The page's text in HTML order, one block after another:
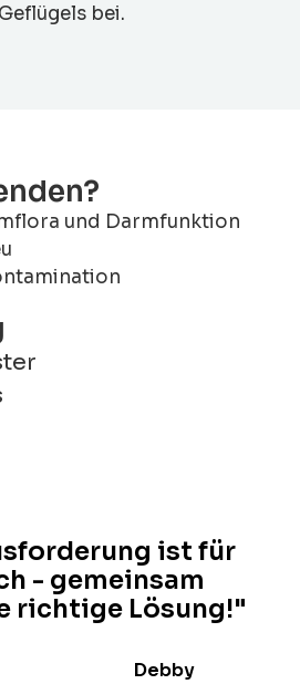
bei.
und Darmfunktion
ist für
- gemeinsam
richtige Lösung!"
Debby